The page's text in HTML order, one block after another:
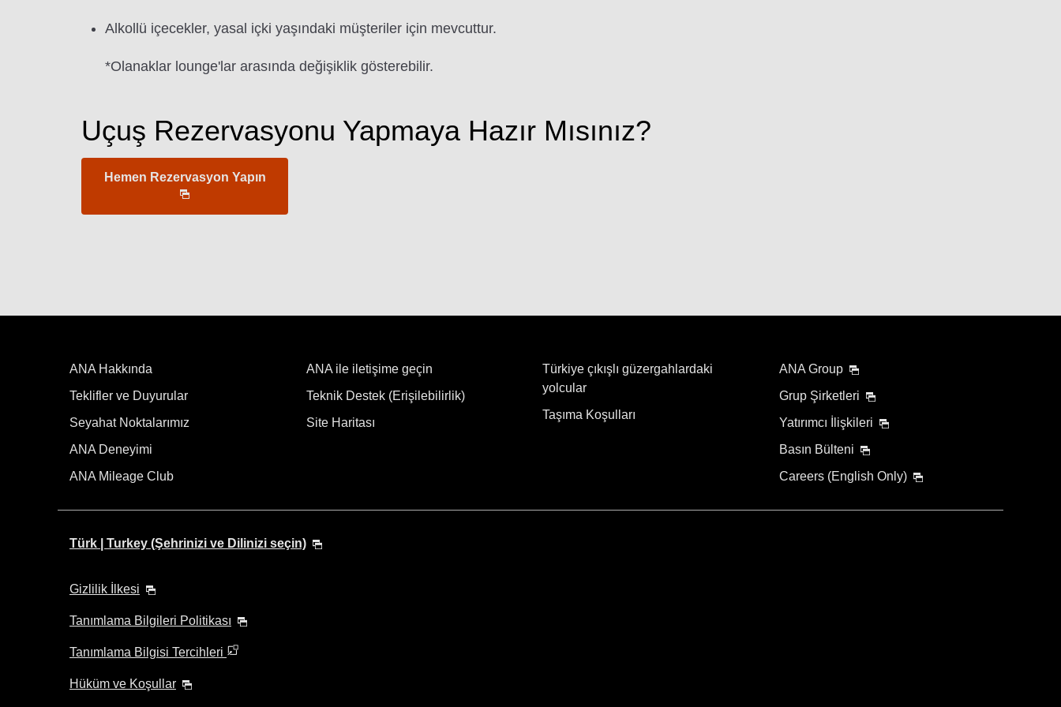
Alkollü içecekler, yasal içki yaşındaki müşteriler için mevcuttur.
*Olanaklar lounge'lar arasında değişiklik gösterebilir.
Uçuş Rezervasyonu Yapmaya Hazır Mısınız?
Hemen Rezervasyon Yapın
ANA Hakkında
Teklifler ve Duyurular
Seyahat Noktalarımız
ANA Deneyimi
ANA Mileage Club
ANA ile iletişime geçin
Teknik Destek (Erişilebilirlik)
Site Haritası
Türkiye çıkışlı güzergahlardaki
yolcular
Taşıma Koşulları
ANA Group
Grup Şirketleri
Yatırımcı İlişkileri
Basın Bülteni
Careers (English Only)
Türk | Turkey (Şehrinizi ve Dilinizi seçin)
Gizlilik İlkesi
Tanımlama Bilgileri Politikası
Tanımlama Bilgisi Tercihleri
Hüküm ve Koşullar